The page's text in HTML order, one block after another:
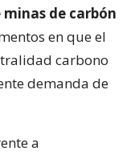
de carbón
en que el
carbono
demanda de
a